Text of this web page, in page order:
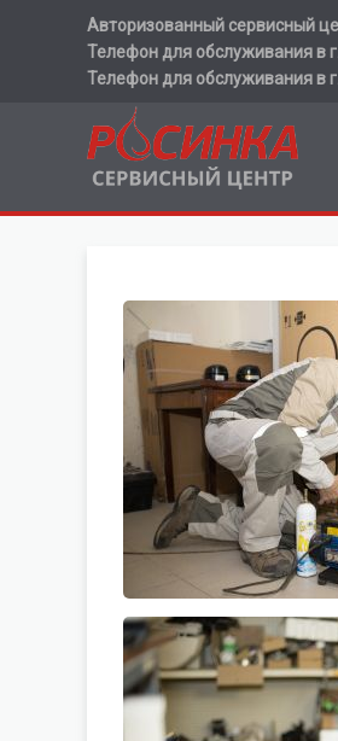
Авторизованный сервисный
Телефон для обслуживания в
Телефон для обслуживания в
Хочу
Хочу